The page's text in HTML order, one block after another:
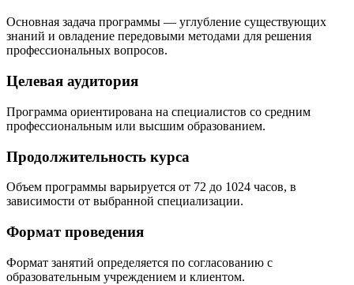
Основная задача программы — углубление существующих
знаний и овладение передовыми методами для решения
профессиональных вопросов.
Целевая аудитория
Программа ориентирована на специалистов со средним
профессиональным или высшим образованием.
Продолжительность курса
Объем программы варьируется от 72 до 1024 часов, в
зависимости от выбранной специализации.
Формат проведения
Формат занятий определяется по согласованию с
образовательным учреждением и клиентом.